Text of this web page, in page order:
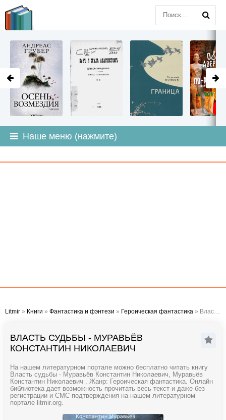
Наше меню (нажмите)
Litmir » Книги » Фантастика и фэнтези » Героическая фантастика » Власть судьбы - Муравьёв Константин Николаевич
ВЛАСТЬ СУДЬБЫ - МУРАВЬЁВ
КОНСТАНТИН НИКОЛАЕВИЧ
На нашем литературном портале можно бесплатно читать книгу
Власть судьбы - Муравьёв Константин Николаевич, Муравьёв
Константин Николаевич . Жанр: Героическая фантастика. Онлайн
библиотека дает возможность прочитать весь текст и даже без
регистрации и СМС подтверждения на нашем литературном
портале litmir.org.
LITMIR.ORG